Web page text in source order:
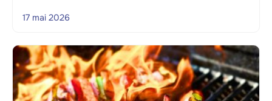
17 mai 2026